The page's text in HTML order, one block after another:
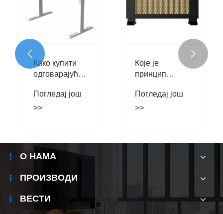
Како купити
одговарајућу
Погледај још
>>
Које је
принцип
графичког
грејача?
Погледај још
>>
 
О НАМА
ПРОИЗВОДИ
ВЕСТИ